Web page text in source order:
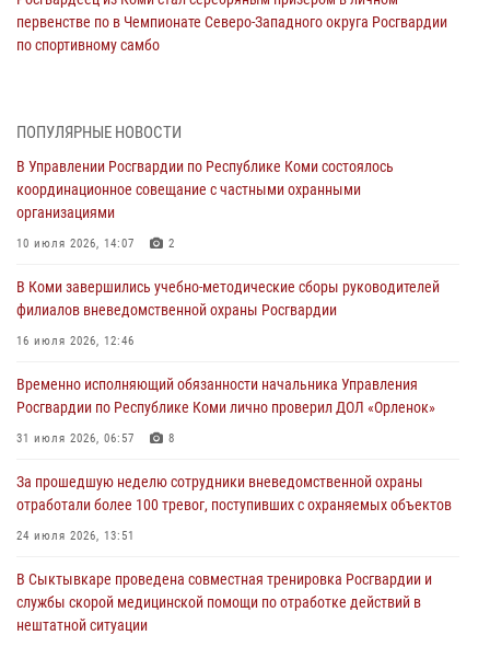
первенстве по в Чемпионате Северо-Западного округа Росгвардии
по спортивному самбо
законодательстве в сфере оборота оружия и продолжают изымать
оружие за нарушения
02 августа 2026, 06:17
В Койгородском районе местный житель обратился в Росгвардию
31 июля 2026, 10:55
Временно исполняющий обязанности начальника Управления
31 июля 2026, 06:57 8
В Усинске росгвардейцы оперативно отработали план «Квартал»
В Санкт-Петербурге прошел окружной этап ежегодного
Всероссийского конкурса профессионального мастерства среди
28 июля 2026, 15:09 12
ПОПУЛЯРНЫЕ НОВОСТИ
В Управлении Росгвардии по Республике Коми состоялось
координационное совещание с частными охранными
организациями
10 июля 2026, 14:07 2
В Коми завершились учебно-методические сборы руководителей
филиалов вневедомственной охраны Росгвардии
16 июля 2026, 12:46
Временно исполняющий обязанности начальника Управления
Росгвардии по Республике Коми лично проверил ДОЛ «Орленок»
31 июля 2026, 06:57 8
За прошедшую неделю сотрудники вневедомственной охраны
отработали более 100 тревог, поступивших с охраняемых объектов
24 июля 2026, 13:51
В Сыктывкаре проведена совместная тренировка Росгвардии и
службы скорой медицинской помощи по отработке действий в
нештатной ситуации